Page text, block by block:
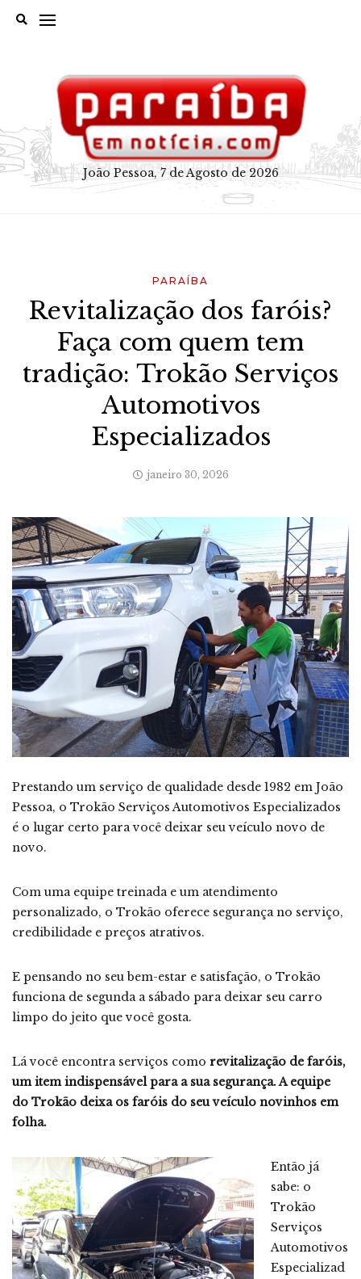
João Pessoa, 7 de Agosto de 2026
PARAÍBA
Revitalização dos faróis?
Faça com quem tem
tradição: Trokão Serviços
Automotivos
Especializados
janeiro 30, 2026
Prestando um serviço de qualidade desde 1982 em João
Pessoa, o Trokão Serviços Automotivos Especializados
é o lugar certo para você deixar seu veículo novo de
novo.
Com uma equipe treinada e um atendimento
personalizado, o Trokão oferece segurança no serviço,
credibilidade e preços atrativos.
E pensando no seu bem-estar e satisfação, o Trokão
funciona de segunda a sábado para deixar seu carro
limpo do jeito que você gosta.
Lá você encontra serviços como revitalização de faróis,
um item indispensável para a sua segurança. A equipe
do Trokão deixa os faróis do seu veículo novinhos em
folha.
Então já
sabe: o
Trokão
Serviços
Automotivos
Especializad